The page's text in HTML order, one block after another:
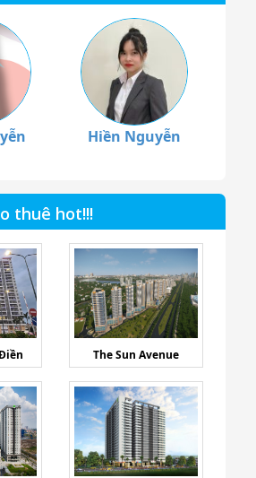
Hiền Nguyễn
thuê hot!!!
The Sun Avenue